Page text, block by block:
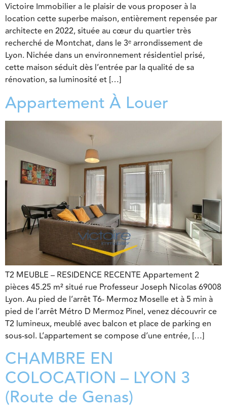
Victoire Immobilier a le plaisir de vous proposer à la
location cette superbe maison, entièrement repensée par
architecte en 2022, située au cœur du quartier très
recherché de Montchat, dans le 3ᵉ arrondissement de
Lyon. Nichée dans un environnement résidentiel prisé,
cette maison séduit dès l’entrée par la qualité de sa
rénovation, sa luminosité et […]
Appartement À Louer
T2 MEUBLE – RESIDENCE RECENTE Appartement 2
pièces 45.25 m² situé rue Professeur Joseph Nicolas 69008
Lyon. Au pied de l’arrêt T6- Mermoz Moselle et à 5 min à
pied de l’arrêt Métro D Mermoz Pinel, venez découvrir ce
T2 lumineux, meublé avec balcon et place de parking en
sous-sol. L’appartement se compose d’une entrée, […]
CHAMBRE EN
COLOCATION – LYON 3
(Route de Genas)